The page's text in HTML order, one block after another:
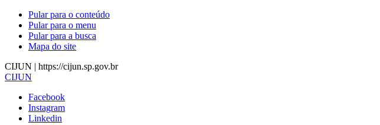
Pular para o conteúdo
Pular para o menu
Pular para a busca
Mapa do site
CIJUN | https://cijun.sp.gov.br
CIJUN
Facebook
Instagram
Linkedin